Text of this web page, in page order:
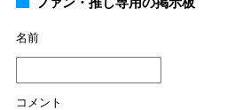
名前
コメント